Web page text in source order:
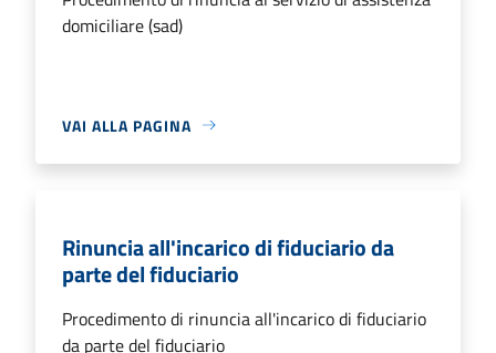
domiciliare (sad)
VAI ALLA PAGINA
Rinuncia all'incarico di fiduciario da
parte del fiduciario
Procedimento di rinuncia all'incarico di fiduciario
da parte del fiduciario